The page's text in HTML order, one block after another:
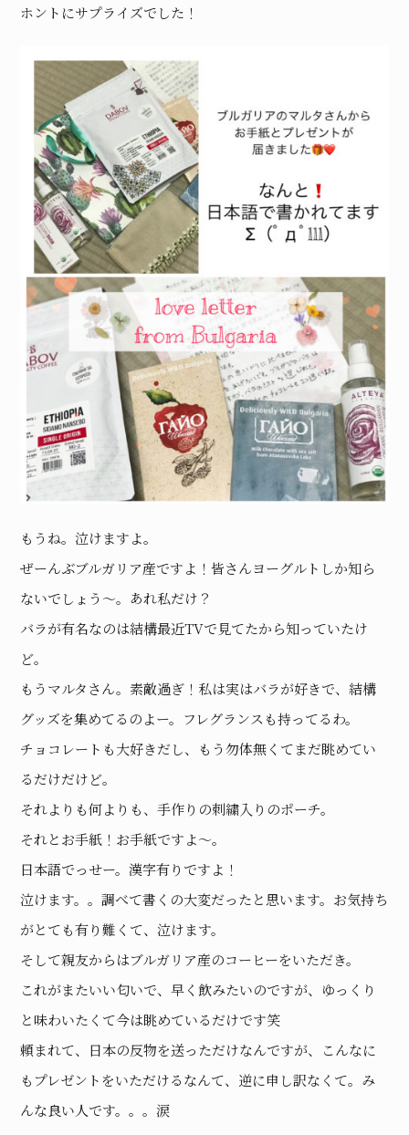
ホントにサプライズでした！
もうね。泣けますよ。
ぜーんぶブルガリア産ですよ！皆さんヨーグルトしか知ら
ないでしょう〜。あれ私だけ？
バラが有名なのは結構最近TVで見てたから知っていたけ
ど。
もうマルタさん。素敵過ぎ！私は実はバラが好きで、結構
グッズを集めてるのよー。フレグランスも持ってるわ。
チョコレートも大好きだし、もう勿体無くてまだ眺めてい
るだけだけど。
それよりも何よりも、手作りの刺繍入りのポーチ。
それとお手紙！お手紙ですよ〜。
日本語でっせー。漢字有りですよ！
泣けます。。調べて書くの大変だったと思います。お気持ち
がとても有り難くて、泣けます。
そして親友からはブルガリア産のコーヒーをいただき。
これがまたいい匂いで、早く飲みたいのですが、ゆっくり
と味わいたくて今は眺めているだけです笑
頼まれて、日本の反物を送っただけなんですが、こんなに
もプレゼントをいただけるなんて、逆に申し訳なくて。み
んな良い人です。。。涙